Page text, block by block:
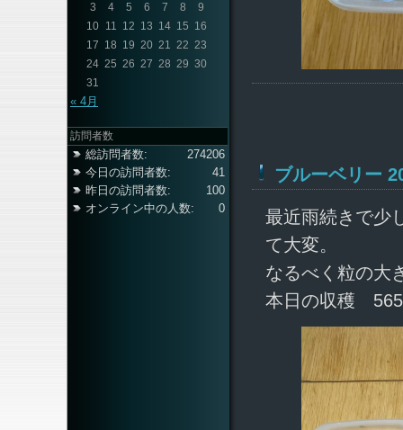
ブルーベリー
最近雨続きで少
て大変。
なるべく粒の大
本日の収穫
3
4 5 6 7 8
9
10 11 12 13 14 15 16
17 18 19 20 21 22 23
24 25 26 27 28 29 30
31
« 4月
訪問者数
274206
総訪問者数:
41
今日の訪問者数:
100
昨日の訪問者数:
0
オンライン中の人数: